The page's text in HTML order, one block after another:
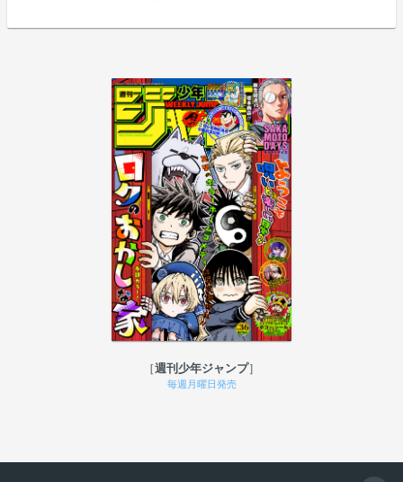
週刊少年ジャンプ
毎週月曜日発売